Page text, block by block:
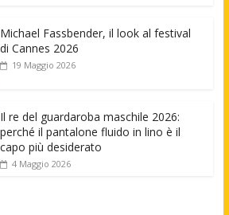
Michael Fassbender, il look al festival
di Cannes 2026
19 Maggio 2026
Il re del guardaroba maschile 2026:
perché il pantalone fluido in lino è il
capo più desiderato
4 Maggio 2026